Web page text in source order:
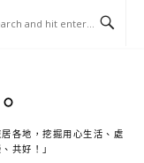
各地，挖掘用心生活、處
共好！」